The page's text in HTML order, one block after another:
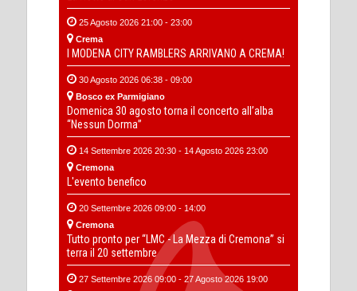
25 Agosto 2026 21:00 - 23:00
Crema
I MODENA CITY RAMBLERS ARRIVANO A CREMA!
30 Agosto 2026 06:38 - 09:00
Bosco ex Parmigiano
Domenica 30 agosto torna il concerto all’alba
“Nessun Dorma”
14 Settembre 2026 20:30 - 14 Agosto 2026 23:00
Cremona
L'evento benefico
20 Settembre 2026 09:00 - 14:00
Cremona
Tutto pronto per “LMC - La Mezza di Cremona” si
terra il 20 settembre
27 Settembre 2026 09:00 - 27 Agosto 2026 19:00